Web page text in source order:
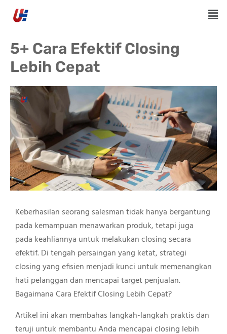
5+ Cara Efektif Closing
Lebih Cepat
Keberhasilan seorang salesman tidak hanya bergantung
pada kemampuan menawarkan produk, tetapi juga
pada keahliannya untuk melakukan closing secara
efektif. Di tengah persaingan yang ketat, strategi
closing yang efisien menjadi kunci untuk memenangkan
hati pelanggan dan mencapai target penjualan.
Bagaimana Cara Efektif Closing Lebih Cepat?
Artikel ini akan membahas langkah-langkah praktis dan
teruji untuk membantu Anda mencapai closing lebih